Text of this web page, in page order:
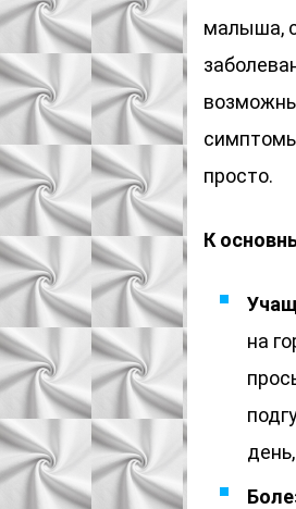
малыша,
просто.
К
на